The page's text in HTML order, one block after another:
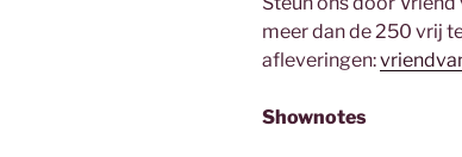
meer dan de 250 vrij
afleveringen:
Shownotes